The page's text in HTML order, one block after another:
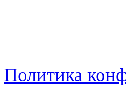
Политика